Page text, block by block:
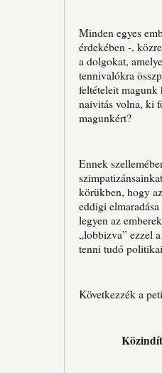
Minden egyes
érdekében -,
a dolgokat,
tennivalókra
feltételeit magunk
naivitás volna, ki
magunkért?
Ennek
körükben, hogy
eddigi
legyen az
„lobbizva” ezzel
tenni tudó
Következzék a